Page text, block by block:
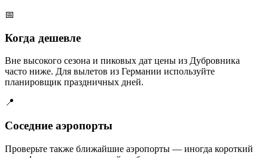
📅
Когда дешевле
Вне высокого сезона и пиковых дат цены из Дубровника
часто ниже. Для вылетов из Германии используйте
планировщик праздничных дней.
📍
Соседние аэропорты
Проверьте также ближайшие аэропорты — иногда короткий